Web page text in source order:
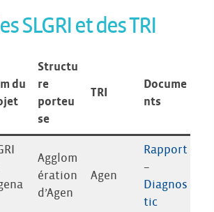
SLGRI et des TRI
du
Structu
re
porteu
se
TRI
Docume
nts
Agglom
ération
d’Agen
Agen
Rapport
–
Diagnos
tic